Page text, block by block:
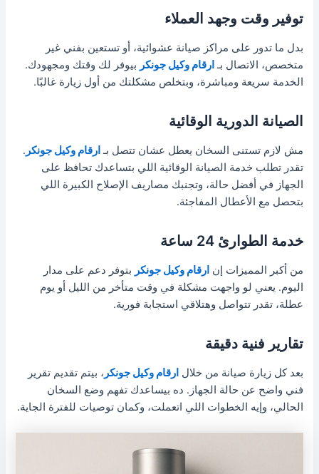
توفير وقت وجهد العملاء
بدل ما تدور على مراكز صيانة عشوائية، أو تستعين بفني غير
متخصص، الاتصال بـ ارقام وكيل جونكر بيوفر لك وقتك ومجهودك.
الخدمة سريعة ومباشرة، وبتخلص مشكلتك من أول زيارة غالبًا.
الصيانة الدورية الوقائية
مش لازم تستنى السخان يعطل عشان تتصل بـ ارقام وكيل جونكر .
تقدر تطلب خدمة الصيانة الوقائية اللي بتساعدك تحافظ على
الجهاز في أفضل حالة، وتجنبك مصاريف الإصلاح الكبيرة اللي
بتحصل مع الأعطال المفاجئة.
خدمة الطوارئ 24 ساعة
من أكبر المميزات إن ارقام وكيل جونكر بتوفر دعم على مدار
اليوم. يعني لو واجهت مشكلة في وقت متأخر من الليل أو يوم
عطلة، تقدر تتواصل وهتلاقي استجابة فورية.
تقارير فنية دقيقة
بعد كل زيارة صيانة من خلال ارقام وكيل جونكر ، بيتم تقديم تقرير
فني واضح عن حالة الجهاز. ده بيساعدك تفهم وضع السخان
الحالي، وإيه الخطوات اللي اتعملت، وكمان توصيات للفترة الجاية.